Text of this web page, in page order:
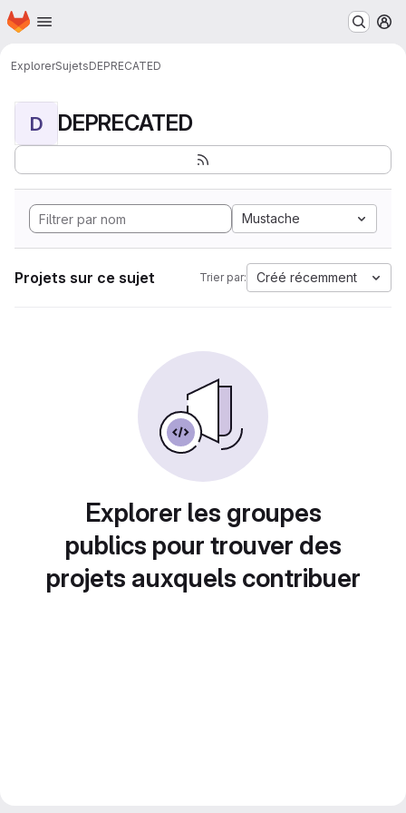
Passer au contenu principal
Page d'accueil
ExplorerSujetsDEPRECATED
D DEPRECATED
Mustache
Projets sur ce sujet Trier par: Créé récemment
Explorer les groupes
publics pour trouver des
projets auxquels contribuer